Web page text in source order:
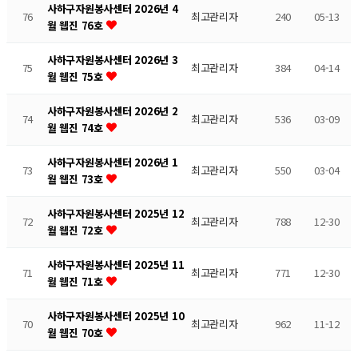
76
사하구자원봉사센터 2026년 4
월 웹진 76호
최고관리자 240 05-13
75
사하구자원봉사센터 2026년 3
월 웹진 75호
최고관리자 384 04-14
74
사하구자원봉사센터 2026년 2
월 웹진 74호
최고관리자 536 03-09
73
사하구자원봉사센터 2026년 1
월 웹진 73호
최고관리자 550 03-04
72
사하구자원봉사센터 2025년 12
월 웹진 72호
최고관리자 788 12-30
71
사하구자원봉사센터 2025년 11
월 웹진 71호
최고관리자 771 12-30
70
사하구자원봉사센터 2025년 10
월 웹진 70호
최고관리자 962 11-12